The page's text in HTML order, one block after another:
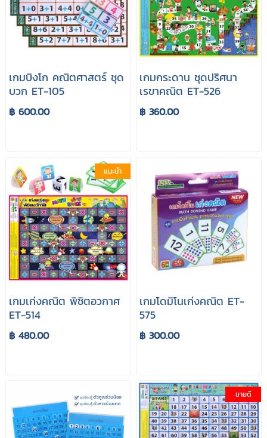
เกมบิงโก คณิตศาสตร์ ชุด
บวก ET-105
฿ 600.00
เกมกระดาน ชุดปริศนา
เรขาคณิต ET-526
฿ 360.00
แนะนำ
เกมเก่งคณิต พิชิตอวกาศ
ET-514
฿ 480.00
เกมโดมิโนเก่งคณิต ET-
575
฿ 300.00
ขายดี